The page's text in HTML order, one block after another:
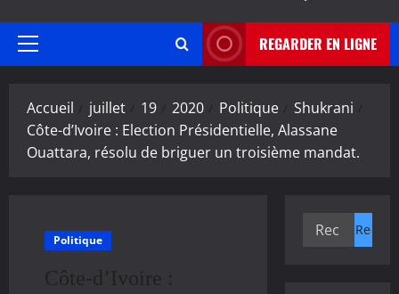
Menu
REGARDER EN LIGNE
Accueil juillet 19 2020 Politique
Shukrani
Côte-d’Ivoire : Election Présidentielle, Alassane
Ouattara, résolu de briguer un troisième mandat.
Politique
Côte-d’Ivoire :
Rechercher :